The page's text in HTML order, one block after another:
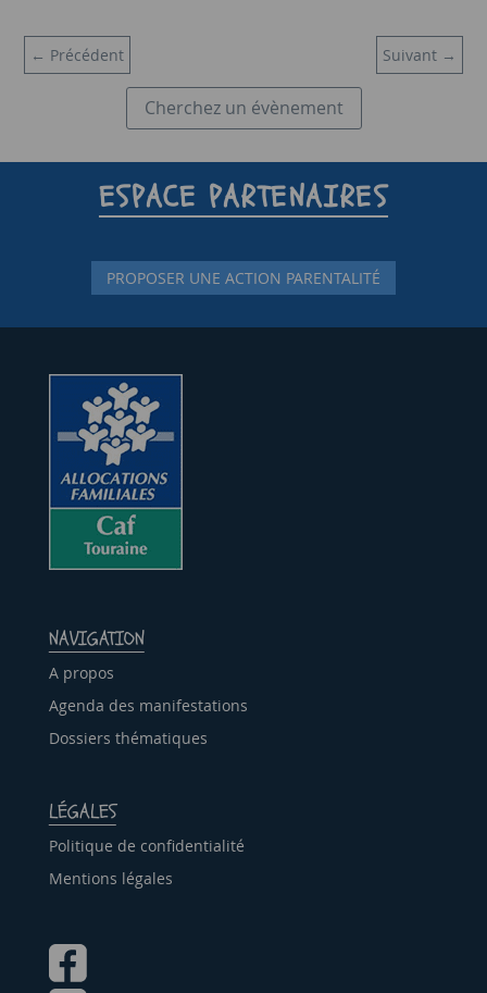
← Précédent Suivant→
Cherchez un évènement
ESPACE PARTENAIRES
PROPOSER UNE ACTION PARENTALITÉ
NAVIGATION
A propos
Agenda des manifestations
Dossiers thématiques
LÉGALES
Politique de confidentialité
Mentions légales